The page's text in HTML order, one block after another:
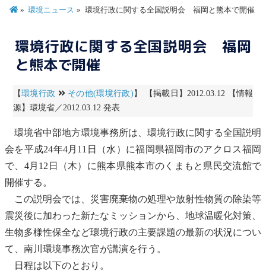
環境ニュース 環境行政に関する全国説明会 福岡と熊本で開催
環境行政に関する全国説明会 福岡
と熊本で開催
【環境行政 その他(環境行政) 】 【掲載日】2012.03.12 【情報
源】環境省／2012.03.12 発表
環境省中部地方環境事務所は、環境行政に関する全国説明
会を平成24年4月11日（水）に福岡県福岡市のアクロス福岡
で、4月12日（木）に熊本県熊本市のくまもと県民交流館で
開催する。
この説明会では、災害廃棄物の処理や放射性物質の除染等
震災後に加わった新たなミッションから、 地球温暖化対策、
生物多様性保全など環境行政の主要課題の最新の状況につい
て、南川環境事務次官が講演を行う。
日程は以下のとおり。